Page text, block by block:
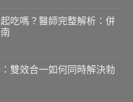
吃嗎？醫師完整解析：併
雙效合一如何同時解決勃